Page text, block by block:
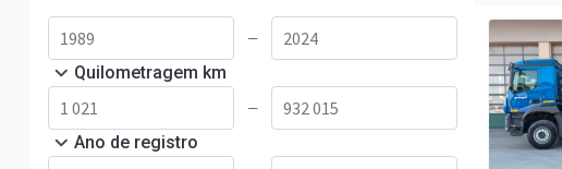
—
Quilometragem km
—
Ano de registro